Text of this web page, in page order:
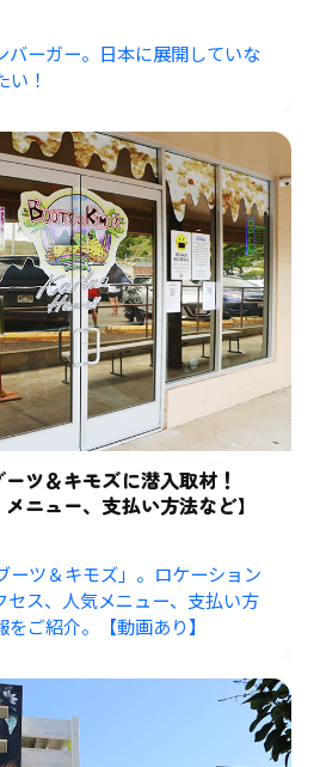
バーガー。日本に展開していな
い！
ツ＆キモズに潜入取材！
ニュー、支払い方法など】
ーツ＆キモズ」。ロケーション
セス、人気メニュー、支払い方
ご紹介。【動画あり】